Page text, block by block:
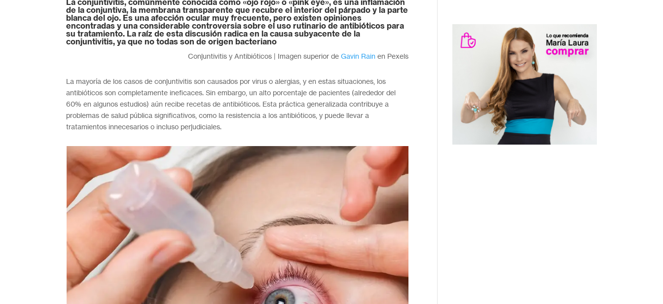
La conjuntivitis, comúnmente conocida como «ojo rojo» o «pink eye», es una inflamación
de la conjuntiva, la membrana transparente que recubre el interior del párpado y la parte
blanca del ojo. Es una afección ocular muy frecuente, pero existen opiniones
encontradas y una considerable controversia sobre el uso rutinario de antibióticos para
su tratamiento. La raíz de esta discusión radica en la causa subyacente de la
conjuntivitis, ya que no todas son de origen bacteriano
Conjuntivitis y Antibióticos | Imagen superior de Gavin Rainen Pexels
La mayoría de los casos de conjuntivitis son causados por virus o alergias, y en estas situaciones, los
antibióticos son completamente ineficaces. Sin embargo, un alto porcentaje de pacientes (alrededor del
60% en algunos estudios) aún recibe recetas de antibióticos. Esta práctica generalizada contribuye a
problemas de salud pública significativos, como la resistencia a los antibióticos, y puede llevar a
tratamientos innecesarios o incluso perjudiciales.